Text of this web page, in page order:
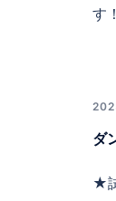
す
ダ
★